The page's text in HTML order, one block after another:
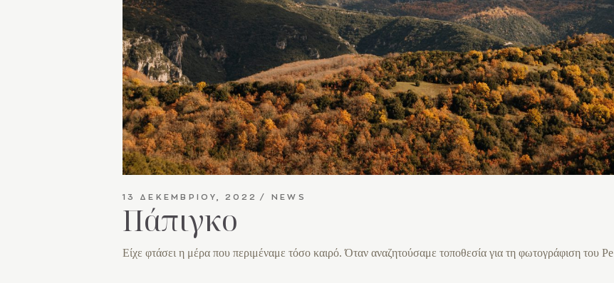
13 ΔΕΚΕΜΒΡΊΟΥ, 2022 NEWS
Πάπιγκο
Είχε φτάσει η μέρα που περιμέναμε τόσο καιρό. Όταν αναζητούσαμε τοποθεσία για τη φωτογράφιση του Pe